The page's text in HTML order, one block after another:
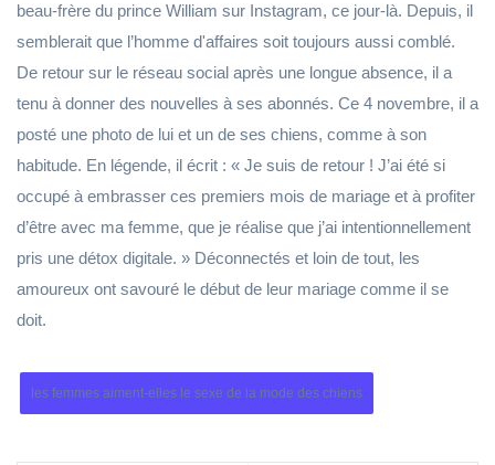
beau-frère du prince William sur Instagram, ce jour-là. Depuis, il
semblerait que l’homme d'affaires soit toujours aussi comblé.
De retour sur le réseau social après une longue absence, il a
tenu à donner des nouvelles à ses abonnés. Ce 4 novembre, il a
posté une photo de lui et un de ses chiens, comme à son
habitude. En légende, il écrit : « Je suis de retour ! J’ai été si
occupé à embrasser ces premiers mois de mariage et à profiter
d’être avec ma femme, que je réalise que j’ai intentionnellement
pris une détox digitale. » Déconnectés et loin de tout, les
amoureux ont savouré le début de leur mariage comme il se
doit.
les femmes aiment-elles le sexe de la mode des chiens